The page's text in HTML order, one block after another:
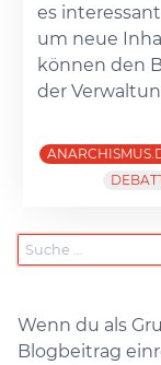
es
um neue
können den
der
Wenn du als
Blogbeitrag